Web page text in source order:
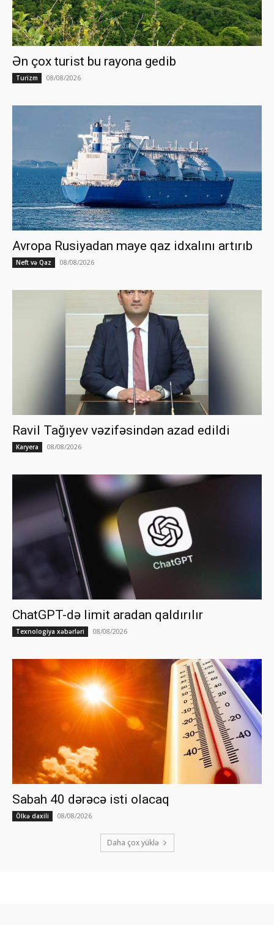
Ən çox turist bu rayona gedib
Turizm 08/08/2026
Avropa Rusiyadan maye qaz idxalını artırıb
Neft və Qaz 08/08/2026
Ravil Tağıyev vəzifəsindən azad edildi
Karyera 08/08/2026
ChatGPT-də limit aradan qaldırılır
Texnologiya xəbərləri 08/08/2026
Sabah 40 dərəcə isti olacaq
Ölkə daxili 08/08/2026
Daha çox yüklə